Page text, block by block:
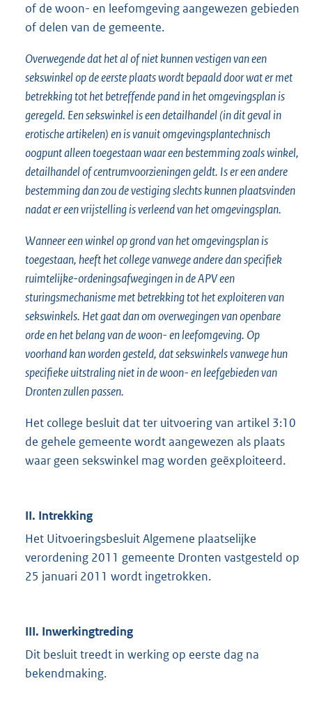
of de woon- en leefomgeving aangewezen gebieden
of delen van de gemeente.
Overwegende dat het al of niet kunnen vestigen van een
sekswinkel op de eerste plaats wordt bepaald door wat er met
betrekking tot het betreffende pand in het omgevingsplan is
geregeld. Een sekswinkel is een detailhandel (in dit geval in
erotische artikelen) en is vanuit omgevingsplantechnisch
oogpunt alleen toegestaan waar een bestemming zoals winkel,
detailhandel of centrumvoorzieningen geldt. Is er een andere
bestemming dan zou de vestiging slechts kunnen plaatsvinden
nadat er een vrijstelling is verleend van het omgevingsplan.
Wanneer een winkel op grond van het omgevingsplan is
toegestaan, heeft het college vanwege andere dan specifiek
ruimtelijke-ordeningsafwegingen in de APV een
sturingsmechanisme met betrekking tot het exploiteren van
sekswinkels. Het gaat dan om overwegingen van openbare
orde en het belang van de woon- en leefomgeving. Op
voorhand kan worden gesteld, dat sekswinkels vanwege hun
specifieke uitstraling niet in de woon- en leefgebieden van
Dronten zullen passen.
Het college besluit dat ter uitvoering van artikel 3:10
de gehele gemeente wordt aangewezen als plaats
waar geen sekswinkel mag worden geëxploiteerd.
II. Intrekking
Het Uitvoeringsbesluit Algemene plaatselijke
verordening 2011 gemeente Dronten vastgesteld op
25 januari 2011 wordt ingetrokken.
III. Inwerkingtreding
Dit besluit treedt in werking op eerste dag na
bekendmaking.